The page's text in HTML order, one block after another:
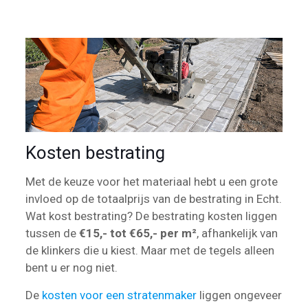
Kosten bestrating
Met de keuze voor het materiaal hebt u een grote
invloed op de totaalprijs van de bestrating in Echt.
Wat kost bestrating? De bestrating kosten liggen
tussen de €15,- tot €65,- per m², afhankelijk van
de klinkers die u kiest. Maar met de tegels alleen
bent u er nog niet.
De kosten voor een stratenmakerliggen ongeveer